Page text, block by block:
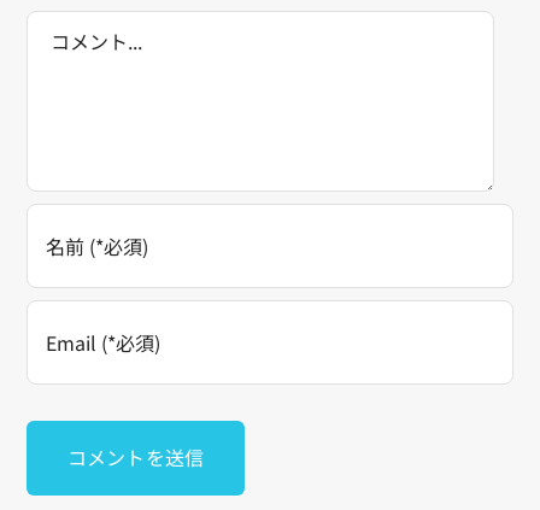
Comment